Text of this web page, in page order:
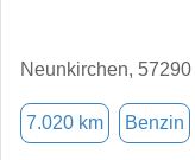
Neunkirchen, 57290
7.020 km Benzin